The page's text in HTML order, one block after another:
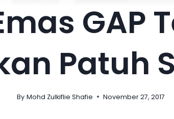
GAP
Patuh
By Mohd Zulkiflie Shafie November 27, 2017